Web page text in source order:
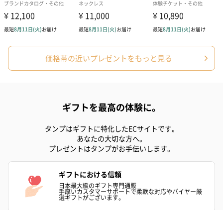
リラックスグッズ
リラックスグッズを同梱してお届けします。
かき氷入浴剤4点セット
かき氷入浴剤4点セット
価格帯の近いプレゼントをもっと見る
ギフトを最高の体験に。
タンプはギフトに特化したECサイトです。
あなたの大切な方へ。
プレゼントはタンプがお手伝いします。
ギフトにおける信頼
日本最大級のギフト専門通販
手厚いカスタマーサポートで柔軟な対応やバイヤー厳
選ギフトがございます。